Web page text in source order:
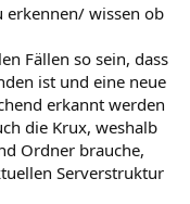
erkennen/ wissen ob
Fällen so sein, dass
ist und eine neue
erkannt werden
die Krux, weshalb
Ordner brauche,
Serverstruktur